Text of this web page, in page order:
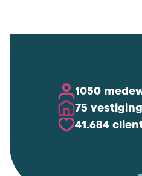
1050
75
41.684